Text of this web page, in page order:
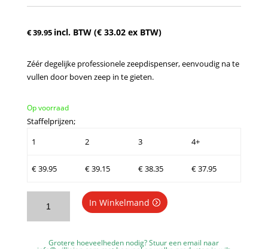
€39.95 incl. BTW (€33.02ex BTW)
Zéér degelijke professionele zeepdispenser, eenvoudig na te
vullen door boven zeep in te gieten.
Op voorraad
Staffelprijzen;
1
2 3 4+
€39.95 €39.15 €38.35 €37.95
zeepdispenser
A89101AR
In Winkelmand
Grotere hoeveelheden nodig? Stuur een email naar